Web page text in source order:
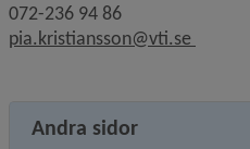
072-236 94 86
pia.kristiansson@vti.se
Andra sidor